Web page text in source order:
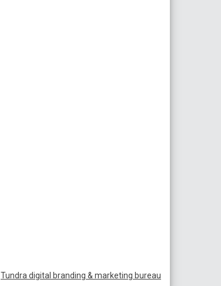
Tundra digital branding & marketing bureau